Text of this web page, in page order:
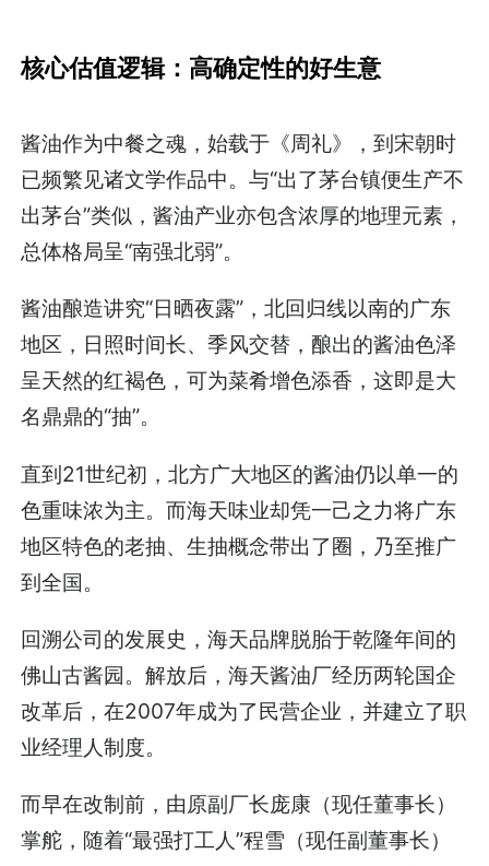
核心估值逻辑：高确定性的好生意
酱油作为中餐之魂，始载于《周礼》，到宋朝时
已频繁见诸文学作品中。与“出了茅台镇便生产不
出茅台”类似，酱油产业亦包含浓厚的地理元素，
总体格局呈“南强北弱”。
酱油酿造讲究“日晒夜露”，北回归线以南的广东
地区，日照时间长、季风交替，酿出的酱油色泽
呈天然的红褐色，可为菜肴增色添香，这即是大
名鼎鼎的“抽”。
直到21世纪初，北方广大地区的酱油仍以单一的
色重味浓为主。而海天味业却凭一己之力将广东
地区特色的老抽、生抽概念带出了圈，乃至推广
到全国。
回溯公司的发展史，海天品牌脱胎于乾隆年间的
佛山古酱园。解放后，海天酱油厂经历两轮国企
改革后，在2007年成为了民营企业，并建立了职
业经理人制度。
而早在改制前，由原副厂长庞康（现任董事长）
掌舵，随着“最强打工人”程雪（现任副董事长）